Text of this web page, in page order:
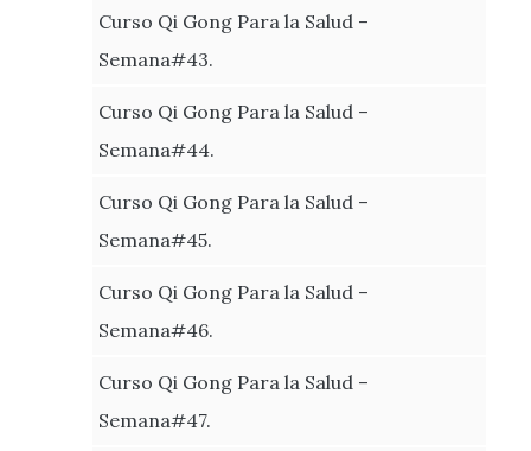
Curso Qi Gong Para la Salud –
Semana#43.
Curso Qi Gong Para la Salud –
Semana#44.
Curso Qi Gong Para la Salud –
Semana#45.
Curso Qi Gong Para la Salud –
Semana#46.
Curso Qi Gong Para la Salud –
Semana#47.